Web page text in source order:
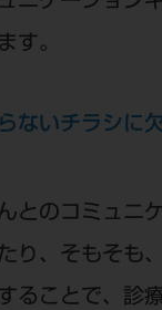
す。
ないチラシに
とのコミュニ
り、そもそも
ることで、診